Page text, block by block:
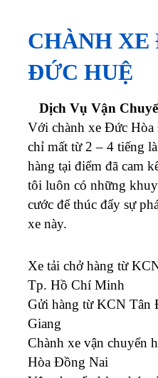
CHÀNH XE
ĐỨC HUỆ
Dịch Vụ Vận
Với chành xe Đức
chỉ mất từ 2 – 4 tiếng
hàng tại điểm đã cam
tôi luôn có những
cước để thúc đẩy sự
xe này.
Xe tải chở hàng từ
Tp. Hồ Chí Minh
Gửi hàng từ KCN Tân
Giang
Chành xe vận chuyển
Hòa Đồng Nai